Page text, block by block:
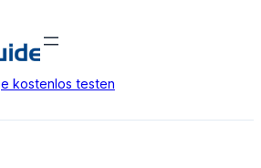
kostenlos testen